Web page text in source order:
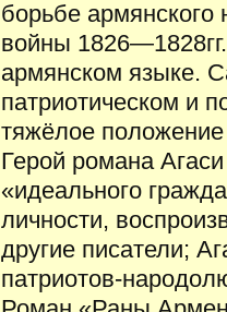
борьбе армянского
войны
армянском языке.
патриотическом и
тяжёлое
Герой романа
«идеального
личности,
другие писатели;
патриотов-